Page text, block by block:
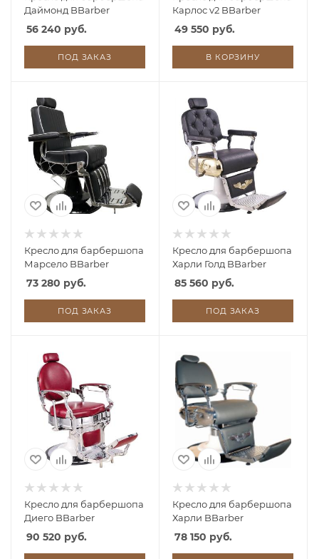
Даймонд BBarber
56 240 руб.
ПОД ЗАКАЗ
Карлос v2 BBarber
49 550 руб.
В КОРЗИНУ
Кресло для барбершопа
Марсело BBarber
73 280 руб.
ПОД ЗАКАЗ
Кресло для барбершопа
Харли Голд BBarber
85 560 руб.
ПОД ЗАКАЗ
Кресло для барбершопа
Диего BBarber
90 520 руб.
Кресло для барбершопа
Харли BBarber
78 150 руб.